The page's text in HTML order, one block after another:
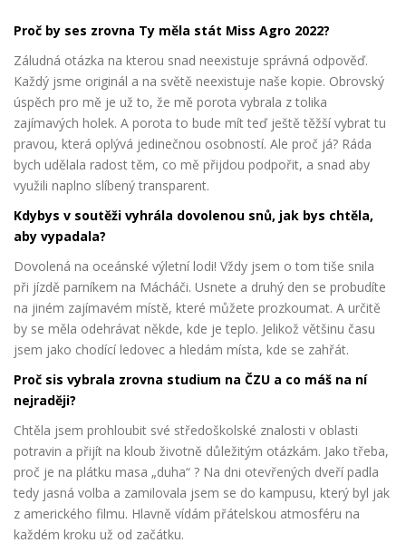
Proč by ses zrovna Ty měla stát Miss Agro 2022?
Záludná otázka na kterou snad neexistuje správná odpověď.
Každý jsme originál a na světě neexistuje naše kopie. Obrovský
úspěch pro mě je už to, že mě porota vybrala z tolika
zajímavých holek. A porota to bude mít teď ještě těžší vybrat tu
pravou, která oplývá jedinečnou osobností. Ale proč já? Ráda
bych udělala radost těm, co mě přijdou podpořit, a snad aby
využili naplno slíbený transparent.
Kdybys v soutěži vyhrála dovolenou snů, jak bys chtěla,
aby vypadala?
Dovolená na oceánské výletní lodi! Vždy jsem o tom tiše snila
při jízdě parníkem na Mácháči. Usnete a druhý den se probudíte
na jiném zajímavém místě, které můžete prozkoumat. A určitě
by se měla odehrávat někde, kde je teplo. Jelikož většinu času
jsem jako chodící ledovec a hledám místa, kde se zahřát.
Proč sis vybrala zrovna studium na ČZU a co máš na ní
nejraději?
Chtěla jsem prohloubit své středoškolské znalosti v oblasti
potravin a přijít na kloub životně důležitým otázkám. Jako třeba,
proč je na plátku masa „duha“ ? Na dni otevřených dveří padla
tedy jasná volba a zamilovala jsem se do kampusu, který byl jak
z amerického filmu. Hlavně vídám přátelskou atmosféru na
každém kroku už od začátku.